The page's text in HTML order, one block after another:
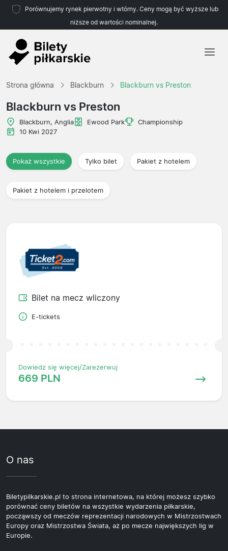
Porównujemy rynek pierwotny i wtórny. Ceny mogą być wyższe lub
niższe od wartości nominalnej.
Strona główna Blackburn Blackburn vs Preston
Blackburn vs Preston
Blackburn, Anglia Ewood Park
Championship
10 Kwi 2027
Pokaż wszystkie Tylko bilet Pakiet z hotelem
Pakiet z hotelem i przelotem
Bilet na mecz wliczony
E-tickets
Dowiedz się więcej/Zarezerwuj
669 PLN
O nas
Biletypilkarskie.pl to strona internetowa, na której możesz szybko
porównać ceny biletów na wszystkie wydarzenia piłkarskie,
począwszy od meczów reprezentacji narodowych w Mistrzostwach
Europy oraz Mistrzostwa Świata, aż po mecze największych lig w
Europie.